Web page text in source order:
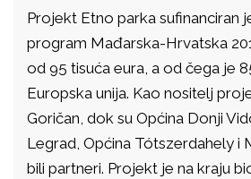
Projekt Etno parka sufinanciran
program Mađarska-Hrvatska
od 95 tisuća eura, a od čega je
Europska unija. Kao nositelj
Goričan, dok su Općina Donji
Legrad, Općina Tótszerdahely i
bili partneri. Projekt je na kraju